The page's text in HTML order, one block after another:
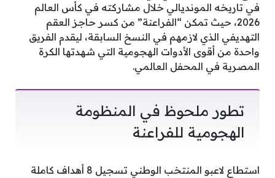
في تاريخه المونديالي خلال مشاركته في كأس العالم
2026، حيث تمكن “الفراعنة” من كسر حاجز العقم
التهديفي الذي لازمهم في النسخ السابقة، ليقدم الفريق
واحدة من أقوى الأدوات الهجومية التي شهدتها الكرة
المصرية في المحفل العالمي.
تطور ملحوظ في المنظومة
الهجومية للفراعنة
استطاع لاعبو المنتخب الوطني تسجيل 8 أهداف كاملة